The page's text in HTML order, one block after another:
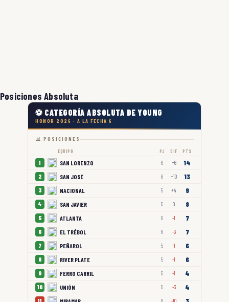
Posiciones Absoluta
⚽ CATEGORÍA ABSOLUTA DE YOUNG
HONOR 2026 · A LA FECHA 6
📊 POSICIONES
EQUIPO PJ DIF PTS
1 SAN LORENZO 6 +6 14
2 SAN JOSÉ 6 +10 13
3 NACIONAL 5 +4 9
4 SAN JAVIER 5 0 8
5 ATLANTA 6 -1 7
6 EL TRÉBOL 6 -3 7
7 PEÑAROL 5 -1 6
8 RIVER PLATE 5 -1 6
9 FERRO CARRIL 5 -1 4
10 UNIÓN 5 -3 4